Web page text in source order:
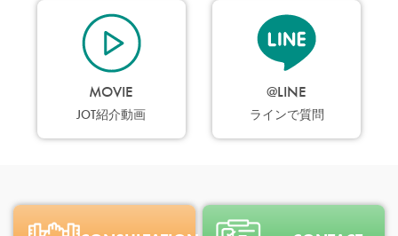
MOVIE
JOT紹介動画
@LINE
ラインで質問